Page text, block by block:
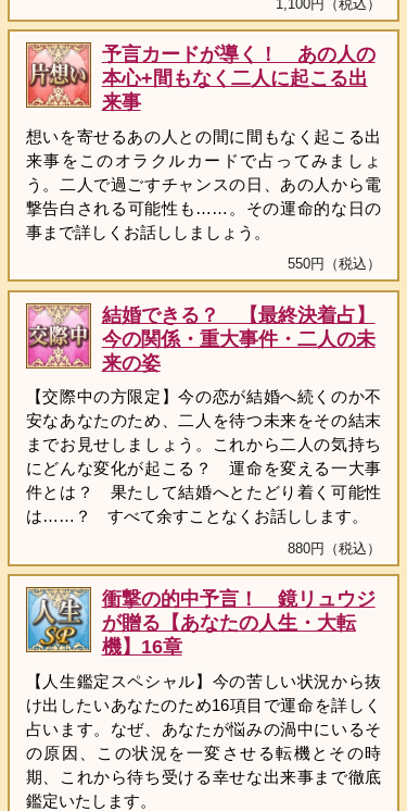
1,100円（税込）
予言カードが導く！ あの人の
本心+間もなく二人に起こる出
来事
想いを寄せるあの人との間に間もなく起こる出
来事をこのオラクルカードで占ってみましょ
う。二人で過ごすチャンスの日、あの人から電
撃告白される可能性も……。その運命的な日の
事まで詳しくお話ししましょう。
550円（税込）
結婚できる？ 【最終決着占】
今の関係・重大事件・二人の未
来の姿
【交際中の方限定】今の恋が結婚へ続くのか不
安なあなたのため、二人を待つ未来をその結末
までお見せしましょう。これから二人の気持ち
にどんな変化が起こる？ 運命を変える一大事
件とは？ 果たして結婚へとたどり着く可能性
は……？ すべて余すことなくお話しします。
880円（税込）
衝撃の的中予言！ 鏡リュウジ
が贈る【あなたの人生・大転
機】16章
【人生鑑定スペシャル】今の苦しい状況から抜
け出したいあなたのため16項目で運命を詳しく
占います。なぜ、あなたが悩みの渦中にいるそ
の原因、この状況を一変させる転機とその時
期、これから待ち受ける幸せな出来事まで徹底
鑑定いたします。